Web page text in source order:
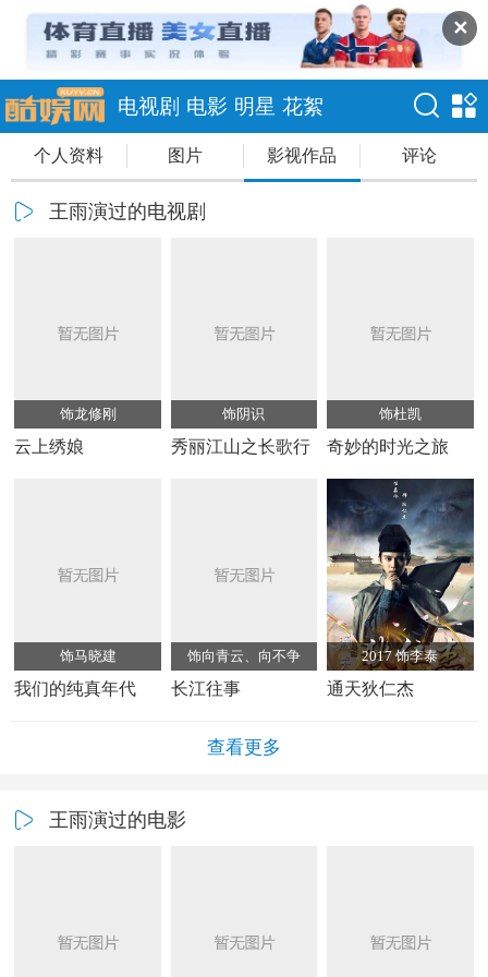
✕
电视剧 电影 明星 花絮
个人资料 图片 影视作品 评论
王雨演过的电视剧
饰龙修刚
云上绣娘
饰阴识
秀丽江山之长歌行
饰杜凯
奇妙的时光之旅
饰马晓建
我们的纯真年代
饰向青云、向不争
长江往事
2017 饰李泰
通天狄仁杰
查看更多
王雨演过的电影